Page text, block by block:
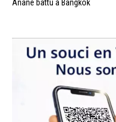
Anane battu à Bangkok